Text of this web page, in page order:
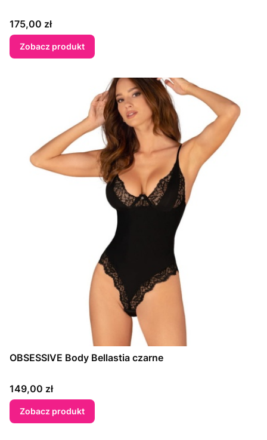
Cena
175,00 zł
Zobacz produkt
OBSESSIVE Body Bellastia czarne
Cena
149,00 zł
Zobacz produkt